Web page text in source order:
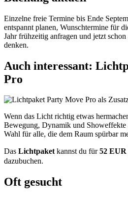
Einzelne freie Termine bis Ende
entspannt planen, Wunschtermine für
Jahr frühzeitig anfragen und jetzt
denken.
Auch interessant:
Pro
Wenn das Licht richtig etwas
Bewegung, Dynamik und Showeffekte
Wahl für alle, die dem Raum spürbar
Das Lichtpaketkannst du für52 EUR
dazubuchen.
Oft gesucht